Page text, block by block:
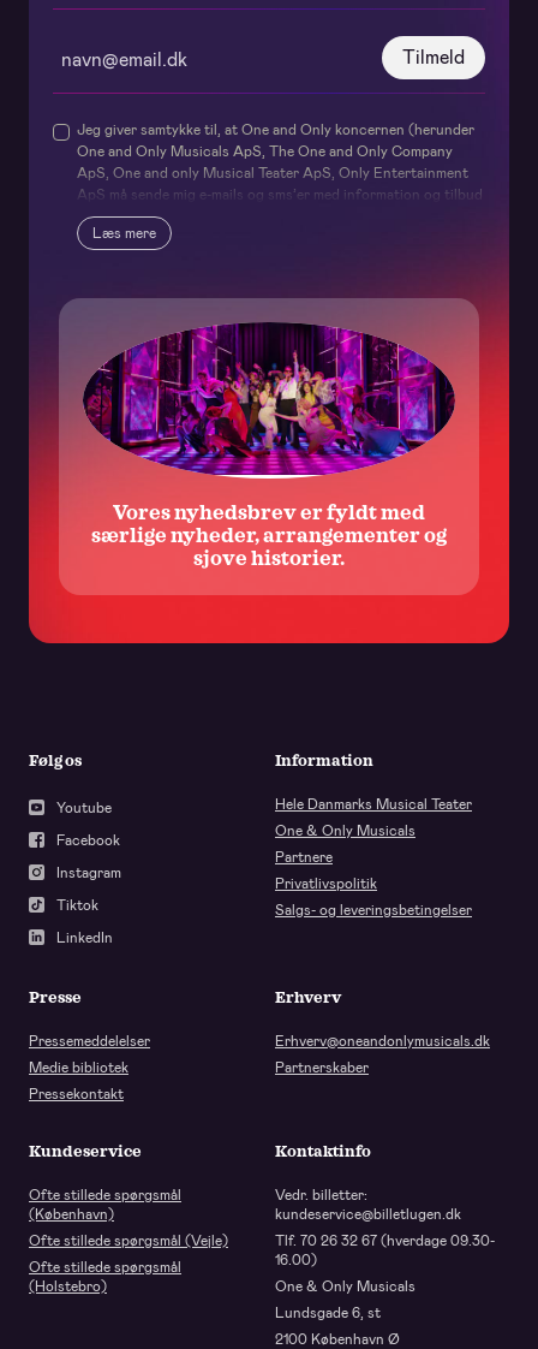
Tilmeld
Jeg giver samtykke til, at One and Only koncernen (herunder
One and Only Musicals ApS, The One and Only Company
ApS, One and only Musical Teater ApS, Only Entertainment
ApS må sende mig e-mails og sms’er med information og tilbud
om deres forestillinger og events samt relaterede services og
produkter – og internt udveksler mit navn og
markedsføringsmæssig henseende. Samtykket kan altid
trækkes tilbage ved at benytte frameldingslinket i det
udsendte materiale samt ved at rette henvendelse til One and
Only koncernen. Der henvises i øvrigt til vores
privatlivspolitik.
Læs mere
Vores nyhedsbrev er fyldt med
særlige nyheder, arrangementer og
sjove historier.
Følg os
Youtube
Facebook
Instagram
Tiktok
LinkedIn
Information
Hele Danmarks Musical Teater
One & Only Musicals
Partnere
Privatlivspolitik
Salgs- og leveringsbetingelser
Presse
Pressemeddelelser
Medie bibliotek
Pressekontakt
Erhverv
Erhverv@oneandonlymusicals.dk
Partnerskaber
Kundeservice
Ofte stillede spørgsmål
(København)
Ofte stillede spørgsmål (Vejle)
Ofte stillede spørgsmål
(Holstebro)
Kontaktinfo
Vedr. billetter:
kundeservice@billetlugen.dk
Tlf. 70 26 32 67 (hverdage 09.30-
16.00)
One & Only Musicals
Lundsgade 6, st
2100 København Ø